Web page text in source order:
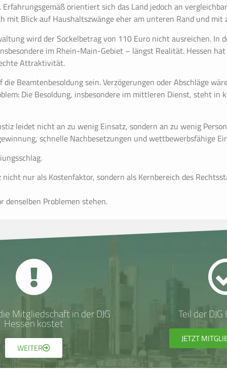
orientiert sich das Land jedoch an
Blick auf Haushaltszwänge eher am unteren Rand und mit
wird der Sockelbetrag von 110 Euro nicht ausreichen. In
im Rhein-Main-Gebiet – längst Realität. Hessen
Attraktivität.
Beamtenbesoldung sein. Verzögerungen oder Abschläge
Die Besoldung, insbesondere im mittleren Dienst, steht in
leidet nicht an zu wenig Einsatz, sondern an zu wenig
schnelle Nachbesetzungen und wettbewerbsfähige
nur als Kostenfaktor, sondern als Kernbereich des
Problemen stehen.
Mitgliedschaft in der DJG
Hessen kostet
WEITER
Teil der
JETZT